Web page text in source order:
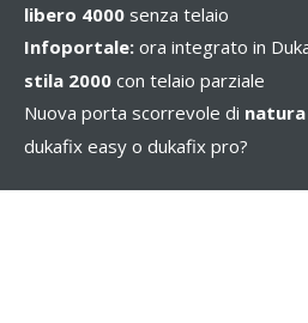
libero 4000 senza telaio
Infoportale: ora integrato in
stila 2000 con telaio parziale
Nuova porta scorrevole di natura
dukafix easy o dukafix pro?